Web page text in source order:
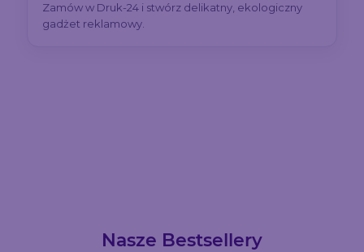
Zamów w Druk-24 i stwórz delikatny, ekologiczny
gadżet reklamowy.
Nasze Bestsellery